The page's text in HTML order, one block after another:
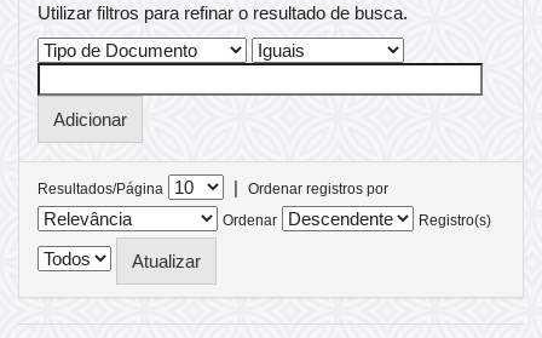
Utilizar filtros para refinar o resultado de busca.
Resultados/Página |
Ordenar registros por
Ordenar
Registro(s)